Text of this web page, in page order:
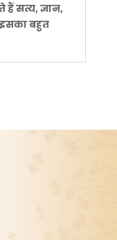
सत्य, ज्ञान,
बहुत